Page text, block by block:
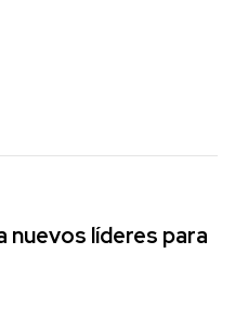
nuevos líderes para